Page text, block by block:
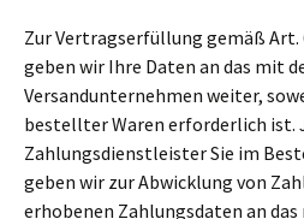
Zur Vertragserfüllung gemäß Art.
geben wir Ihre Daten an das mit
Versandunternehmen weiter,
bestellter Waren erforderlich ist.
Zahlungsdienstleister Sie im
geben wir zur Abwicklung von
erhobenen Zahlungsdaten an